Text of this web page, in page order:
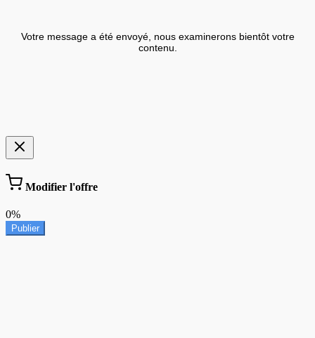
Votre message a été envoyé, nous examinerons bientôt votre
contenu.
Modifier l'offre
0%
Publier